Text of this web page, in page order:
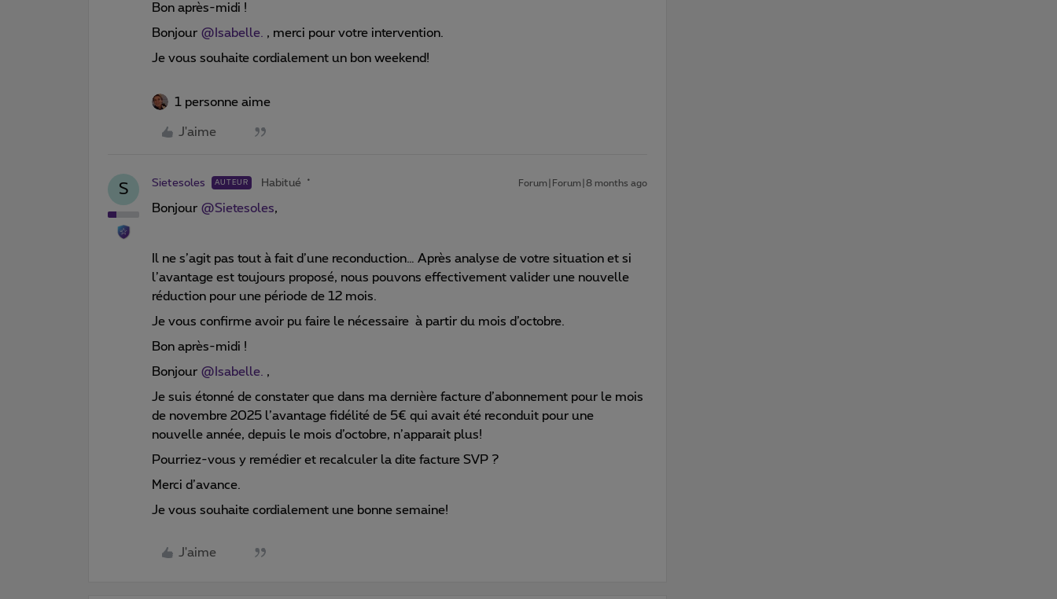
Bon après-midi !
Bonjour ​ @Isabelle. , merci pour votre intervention.
Je vous souhaite cordialement un bon weekend!
1 personne aime
J'aime
S Sietesoles AUTEUR Habitué Forum|Forum|8 months ago
Bonjour ​ @Sietesoles,
Il ne s’agit pas tout à fait d’une reconduction… Après analyse de votre situation et si
l’avantage est toujours proposé, nous pouvons effectivement valider une nouvelle
réduction pour une période de 12 mois.
Je vous confirme avoir pu faire le nécessaire à partir du mois d’octobre.
Bon après-midi !
Bonjour ​ @Isabelle. ,
Je suis étonné de constater que dans ma dernière facture d’abonnement pour le mois
de novembre 2025 l’avantage fidélité de 5€ qui avait été reconduit pour une
nouvelle année, depuis le mois d’octobre, n’apparait plus!
Pourriez-vous y remédier et recalculer la dite facture SVP ?
Merci d’avance.
Je vous souhaite cordialement une bonne semaine!
J'aime